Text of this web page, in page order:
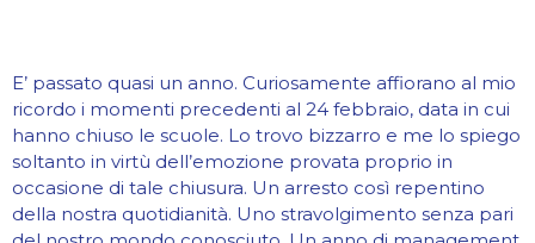
E’ passato quasi un anno. Curiosamente affiorano al mio
ricordo i momenti precedenti al 24 febbraio, data in cui
hanno chiuso le scuole. Lo trovo bizzarro e me lo spiego
soltanto in virtù dell’emozione provata proprio in
occasione di tale chiusura. Un arresto così repentino
della nostra quotidianità. Uno stravolgimento senza pari